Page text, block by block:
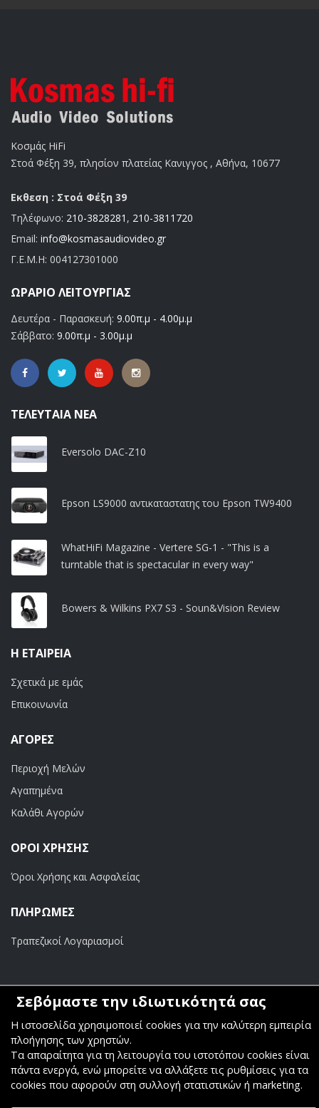
Κοσμάς HiFi
Στοά Φέξη 39, πλησίον πλατείας Κανιγγος , Αθήνα, 10677
Εκθεση : Στοά Φέξη 39
Τηλέφωνο: 210-3828281 , 210-3811720
Email: info@kosmasaudiovideo.gr
Γ.Ε.Μ.Η: 004127301000
ΩΡΆΡΙΟ ΛΕΙΤΟΥΡΓΊΑΣ
Δευτέρα - Παρασκευή: 9.00π.μ - 4.00μ.μ
Σάββατο: 9.00π.μ - 3.00μ.μ
ΤΕΛΕΥΤΑΊΑ ΝΈΑ
Eversolo DAC-Z10
Epson LS9000 αντικαταστατης του Epson TW9400
WhatHiFi Magazine - Vertere SG-1 - "This is a
turntable that is spectacular in every way"
Bowers & Wilkins PX7 S3 - Soun&Vision Review
Η ΕΤΑΙΡΕΊΑ
Σχετικά με εμάς
Επικοινωνία
ΑΓΟΡΈΣ
Περιοχή Μελών
Αγαπημένα
Καλάθι Αγορών
ΟΡΟΙ ΧΡΗΣΗΣ
Όροι Χρήσης και Ασφαλείας
ΠΛΗΡΩΜΕΣ
Τραπεζικοί Λογαριασμοί
Copyright ©Κοσμάς Audio Video . All Rights Reserved
Σεβόμαστε την ιδιωτικότητά σας
Η ιστοσελίδα χρησιμοποιεί cookies για την καλύτερη εμπειρία
πλοήγησης των χρηστών.
Τα απαραίτητα για τη λειτουργία του ιστοτόπου cookies είναι
πάντα ενεργά, ενώ μπορείτε να αλλάξετε τις ρυθμίσεις για τα
cookies που αφορούν στη συλλογή στατιστικών ή marketing.